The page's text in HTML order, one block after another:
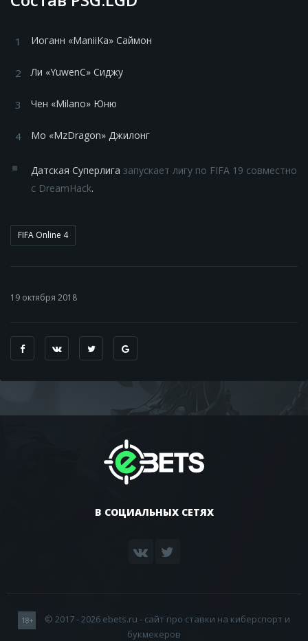
Иоганн «ManiiKa» Саймон
Ли «YuwenС» Сиджу
Чен «Milano» Юню
Мо «MzDragon» Джилонг
Датская Суперлига запускает лигу по FIFA 19 совместно
с DreamHack.
FIFA Online 4
19 октября 2018
В СОЦИАЛЬНЫХ СЕТЯХ
18+
© 2017 - 2026 ebets.ru - сайт про ставки на киберспорт и
букмекеров